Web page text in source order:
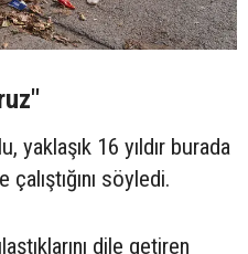
yaklaşık 16 yıldır burada
çalıştığını söyledi.
dile getiren